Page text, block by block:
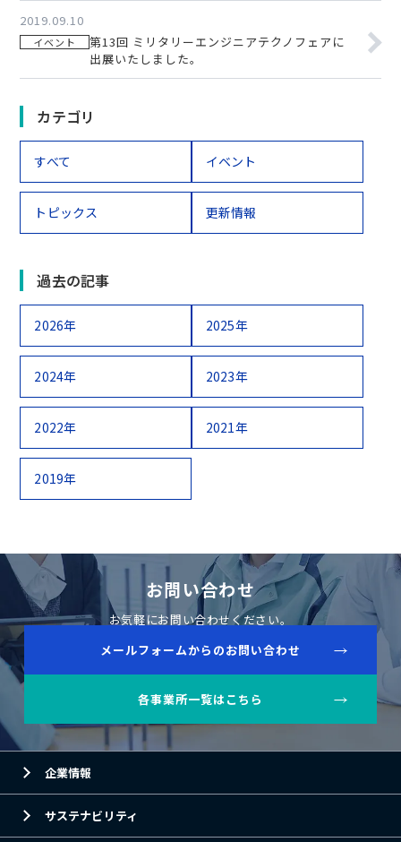
2019.09.10
イベント
第13回 ミリタリーエンジニアテクノフェアに
出展いたしました。
カテゴリ
すべて イベント
トピックス 更新情報
過去の記事
2026年 2025年
2024年 2023年
2022年 2021年
2019年
お問い合わせ
お気軽にお問い合わせください。
メールフォームからのお問い合わせ
各事業所一覧はこちら
企業情報
サステナビリティ